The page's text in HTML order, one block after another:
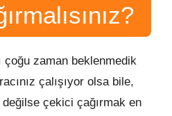
çoğu zaman beklenmedik
çalışıyor olsa bile,
çekici çağırmak en